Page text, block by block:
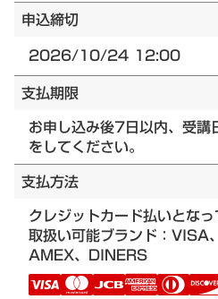
申込締切
2026/10/24 12:00
支払期限
お申し込み後7日以内、受
をしてください。
支払方法
クレジットカード払いとなっ
取扱い可能ブランド：VISA
AMEX、DINERS